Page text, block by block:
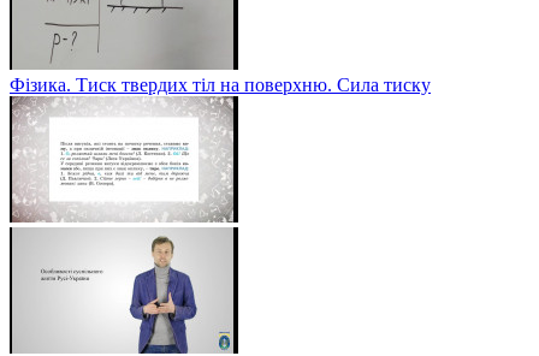
Фізика. Тиск твердих тіл на поверхню. Сила тиску